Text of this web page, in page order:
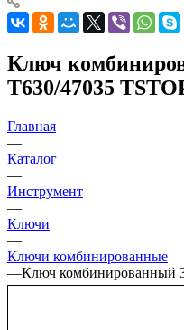
Ключ
T630/47035
Главная
—
Каталог
—
Инструмент
—
Ключи
—
Ключи комбинированные
—Ключ комбинированный